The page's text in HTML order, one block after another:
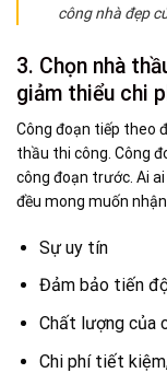
công nhà đẹp
3. Chọn nhà
giảm thiểu chi
Công đoạn tiếp theo
thầu thi công. Công
công đoạn trước. Ai
đều mong muốn
Sự uy tín
Đảm bảo tiến
Chất lượng của
Chi phí tiết